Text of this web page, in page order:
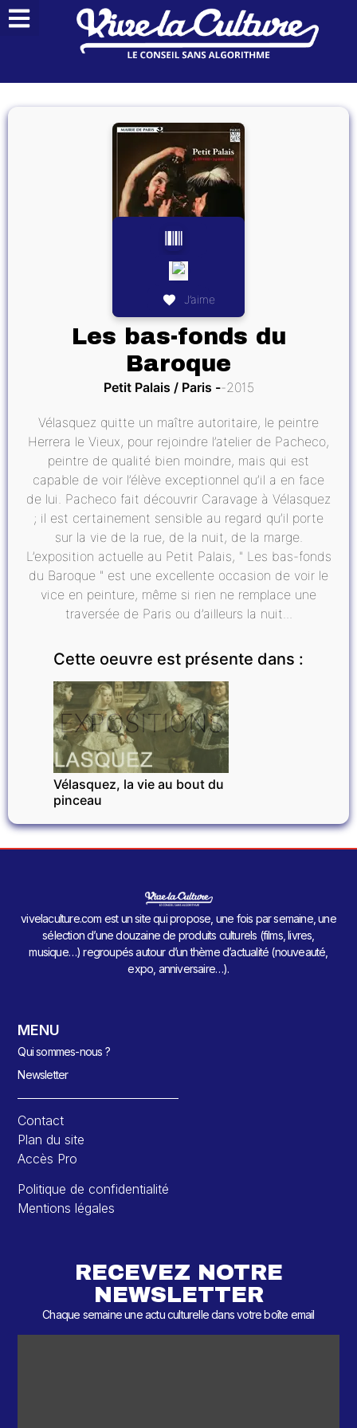
J’aime
Les bas-fonds du
Baroque
Petit Palais / Paris 2015
Vélasquez quitte un maître autoritaire, le peintre
Herrera le Vieux, pour rejoindre l’atelier de Pacheco,
peintre de qualité bien moindre, mais qui est
capable de voir l’élève exceptionnel qu’il a en face
de lui. Pacheco fait découvrir Caravage à Vélasquez
; il est certainement sensible au regard qu’il porte
sur la vie de la rue, de la nuit, de la marge.
L’exposition actuelle au Petit Palais, " Les bas-fonds
du Baroque " est une excellente occasion de voir le
vice en peinture, même si rien ne remplace une
traversée de Paris ou d’ailleurs la nuit...
Cette oeuvre est présente dans :
EXPOSITIONS
Vélasquez, la vie au bout du
pinceau
vivelaculture.com est un site qui propose, une fois par semaine, une
sélection d’une douzaine de produits culturels (films, livres,
musique…) regroupés autour d’un thème d’actualité (nouveauté,
expo, anniversaire…).
MENU
Qui sommes-nous ?
Newsletter
Contact
Plan du site
Accès Pro
Politique de confidentialité
Mentions légales
RECEVEZ NOTRE
NEWSLETTER
Chaque semaine une actu culturelle dans votre boîte email